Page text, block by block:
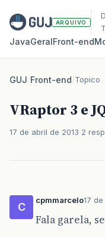
ARQUIVO
JavaGeralFront‑end
GUJ/Front-end/Topico
VRaptor 3 e
17 de abril de 2013 2
C
cpmmarcelo17
Fala garela,